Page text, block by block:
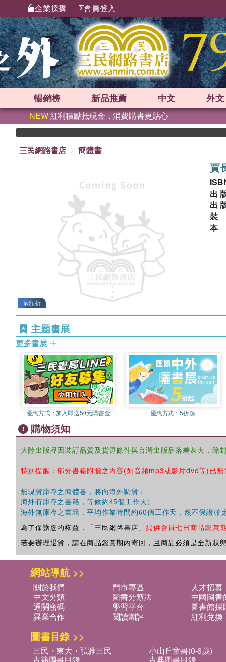
企業採購 會員登入
暢銷榜 新品推薦 中文 外文
NEW紅利積點抵現金，消費購書更貼心
三民網路書店
簡體書
滿額折
賈
出
出
裝
本
主題書展
更多書展
優惠方式： 加入即送50元購書金 優惠方式：5折起
購物須知
大陸出版品因裝訂品質及貨運條件與台灣出版品落差甚大，除
特別提醒：部分書籍附贈之內容(如音頻mp3或影片dvd等)已
無現貨庫存之簡體書，將向海外調貨：
海外有庫存之書籍，等候約45個工作天;
海外無庫存之書籍，平均作業時間約60個工作天，然不保證確
為了保護您的權益，「三民網路書店」 提供會員七日商品鑑賞期
若要辦理退貨，請在商品鑑賞期內寄回，且商品必須是全新狀
網站導航 >>
關於我們 門市專區 人才招募
中文分類
圖書分類法 中國圖書
通關密碼
學習平台 圖書館採
異業合作
閱讀潮評 紅利兌換
圖書目錄 >>
三民・東大・弘雅三民 小山丘童書(0-6歲)
古籍圖書目錄 古典圖書目錄